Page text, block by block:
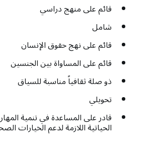
قائم على منهج دراسي
شامل
قائم على نهج حقوق الإنسان
قائم على المساواة بين الجنسين
ذو صلة ثقافياً مناسبة للسياق
تحويلي
قادر على المساعدة في تنمية
الحياتية اللازمة لدعم الخيارات